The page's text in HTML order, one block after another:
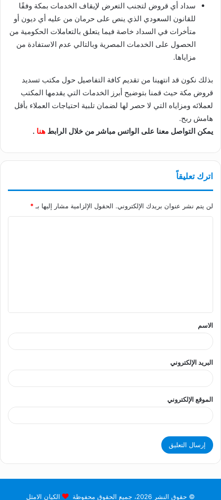
سداد أي قروض لتجنب التعرض لإيقاف الخدمات بمكة وفقًا
للقانون السعودي الذي ينص على حرمان من عليه أي ديون أو
متأخرات في السداد خاصة فيما يتعلق بالتعاملات الحكومية من
الحصول على الخدمات المصرية وبالتالي عدم الاستفادة من
مزاياها.
بذلك نكون قد انتهينا من تقديم كافة التفاصيل حول مكتب تسديد
قروض مكة حيث قمنا بتوضيح أبرز الخدمات التي يقدمها المكتب
لعملائه ومزاياه التي لا حصر لها لضمان تلبية احتياجات العملاء بأقل
هامش ربح.
يمكن التواصل معنا على الواتس مباشر من خلال الرابط هنا .
اترك تعليقاً
لن يتم نشر عنوان بريدك الإلكتروني. الحقول الإلزامية مشار إليها بـ *
ق
*
الاسم
البريد الإلكتروني
الموقع الإلكتروني
© حقوق النشر 2026، جميع الحقوق محفوظة الكيان الامثل